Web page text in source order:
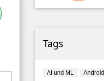
Tags
AI und ML Android